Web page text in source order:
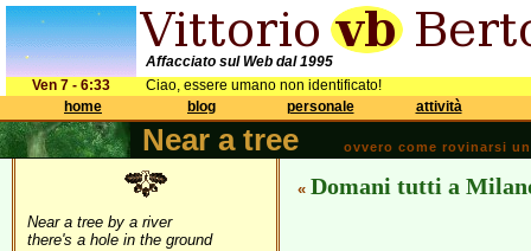
Affacciato sul Web dal 1995
Ven 7 - 6:33
Ciao, essere umano non identificato!
home
blog personale attività
Near a tree ovvero come rovinarsi
Near a tree by a river
there's a hole in the ground
« Domani tutti a